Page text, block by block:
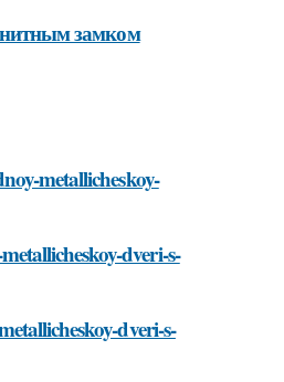
замком
metallicheskoy-
dveri-s-
dveri-s-